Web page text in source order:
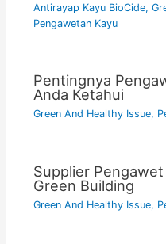
Antirayap Kayu BioCide,
Pengawetan Kayu
Pentingnya
Anda Ketahui
Green And Healthy Issue,
Supplier
Green Building
Green And Healthy Issue,